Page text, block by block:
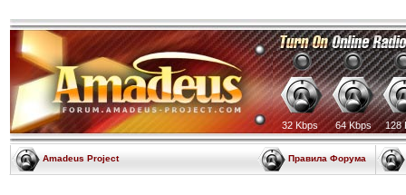
32 Kbps 64 Kbps 128
Amadeus Project Правила Форума